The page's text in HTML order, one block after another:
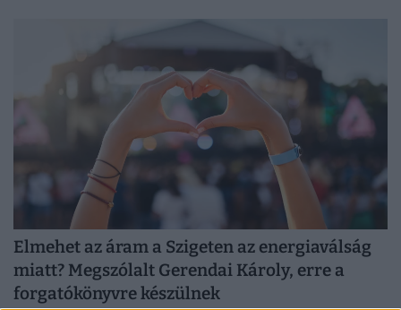
Elmehet az áram a Szigeten az energiaválság
miatt? Megszólalt Gerendai Károly, erre a
forgatókönyvre készülnek